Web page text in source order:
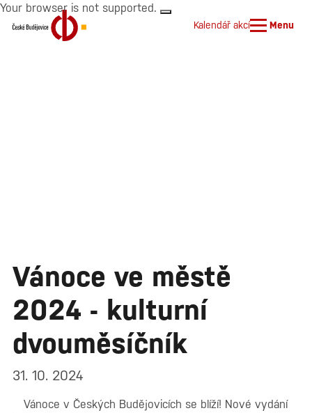
Your browser is not supported.
Kalendář akcí Menu
Vánoce ve městě
2024 - kulturní
dvouměsíčník
31. 10. 2024
Vánoce v Českých Budějovicích se blíží! Nové vydání